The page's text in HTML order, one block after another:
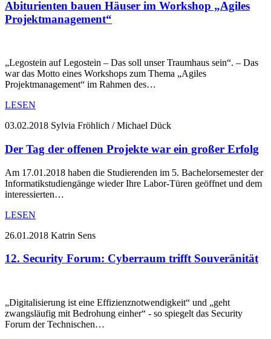
Abiturienten bauen Häuser im Workshop „Agiles
Projektmanagement“
„Legostein auf Legostein – Das soll unser Traumhaus sein“. – Das
war das Motto eines Workshops zum Thema „Agiles
Projektmanagement“ im Rahmen des…
LESEN
03.02.2018 Sylvia Fröhlich / Michael Dück
Der Tag der offenen Projekte war ein großer Erfolg
Am 17.01.2018 haben die Studierenden im 5. Bachelorsemester der
Informatikstudiengänge wieder Ihre Labor-Türen geöffnet und dem
interessierten…
LESEN
26.01.2018 Katrin Sens
12. Security Forum: Cyberraum trifft Souveränität
„Digitalisierung ist eine Effizienznotwendigkeit“ und „geht
zwangsläufig mit Bedrohung einher“ - so spiegelt das Security
Forum der Technischen…